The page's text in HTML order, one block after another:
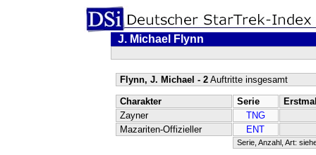
J. Michael Flynn
Flynn, J. Michael - 2Auftritte insgesamt
Charakter Serie
Zayner
TNG
Mazariten-Offizieller
ENT
Serie, Anzahl, Art: